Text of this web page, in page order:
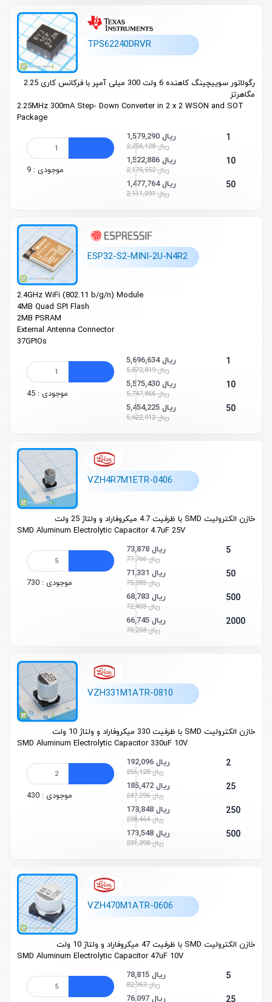
TPS62240DRVR
رگولاتور سوییچینگ کاهنده 6 ولت 300 میلی آمپر با فرکانس کاری 2.25
مگاهرتز
2.25MHz 300mA Step- Down Converter in 2 x 2 WSON and SOT
Package
1 1,579,290 ریال
2,256,128 ریال
10 1,522,886 ریال
2,175,552 ریال
50 1,477,764 ریال
2,111,091 ریال
موجودی : 9
ESP32-S2-MINI-2U-N4R2
2.4GHz Wi­Fi (802.11 b/g/n) Module
4MB Quad SPI Flash
2MB PSRAM
External Antenna Connector
37GPIOs
1 5,696,634 ریال
5,872,819 ریال
10 5,575,430 ریال
5,747,866 ریال
50 5,454,225 ریال
5,622,912 ریال
موجودی : 45
VZH4R7M1ETR-0406
خازن الکترولیت SMD با ظرفیت 4.7 میکروفاراد و ولتاژ 25 ولت
SMD Aluminum Electrolytic Capacitor 4.7uF 25V
5 73,878 ریال
77,766 ریال
50 71,331 ریال
75,085 ریال
500 68,783 ریال
72,403 ریال
2000 66,745 ریال
70,258 ریال
موجودی : 730
VZH331M1ATR-0810
خازن الکترولیت SMD با ظرفیت 330 میکروفاراد و ولتاژ 10 ولت
SMD Aluminum Electrolytic Capacitor 330uF 10V
2 192,096 ریال
256,128 ریال
25 185,472 ریال
247,296 ریال
250 178,848 ریال
238,464 ریال
500 173,548 ریال
231,398 ریال
موجودی : 430
VZH470M1ATR-0606
خازن الکترولیت SMD با ظرفیت 47 میکروفاراد و ولتاژ 10 ولت
SMD Aluminum Electrolytic Capacitor 47uF 10V
5 78,815 ریال
82,963 ریال
76,097 ریال